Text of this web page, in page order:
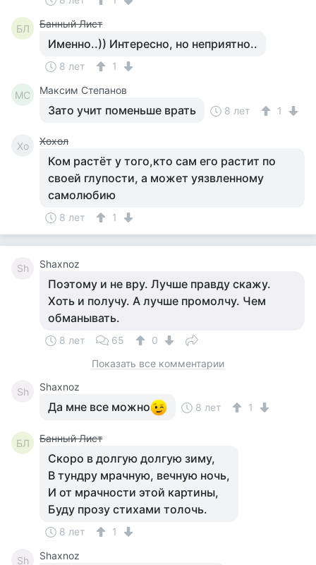
БЛ Банный Лист
Именно..)) Интересно, но неприятно..
8 лет 1
МС Максим Степанов
Зато учит поменьше врать 8 лет 1
Хо Хохол
Ком растёт у того,кто сам его растит по
своей глупости, а может уязвленному
самолюбию
8 лет 1
Sh Shaxnoz
Поэтому и не вру. Лучше правду скажу.
Хоть и получу. А лучше промолчу. Чем
обманывать.
8 лет 65
0
Показать все комментарии
Sh Shaxnoz
Да мне все можно 8 лет 1
БЛ Банный Лист
Скоро в долгую долгую зиму,
В тундру мрачную, вечную ночь,
И от мрачности этой картины,
Буду прозу стихами толочь.
8 лет 1
Sh Shaxnoz